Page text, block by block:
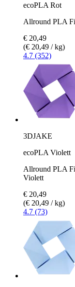
ecoPLA Rot
Allround PLA
€ 20,49
(€ 20,49 / kg)
4.7 (352)
3DJAKE
ecoPLA Violett
Allround PLA
Violett
€ 20,49
(€ 20,49 / kg)
4.7 (73)